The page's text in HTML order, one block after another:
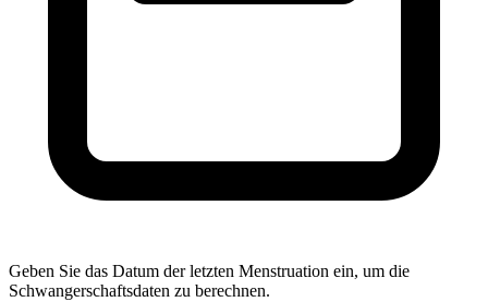
Geben Sie das Datum der letzten Menstruation ein, um die
Schwangerschaftsdaten zu berechnen.